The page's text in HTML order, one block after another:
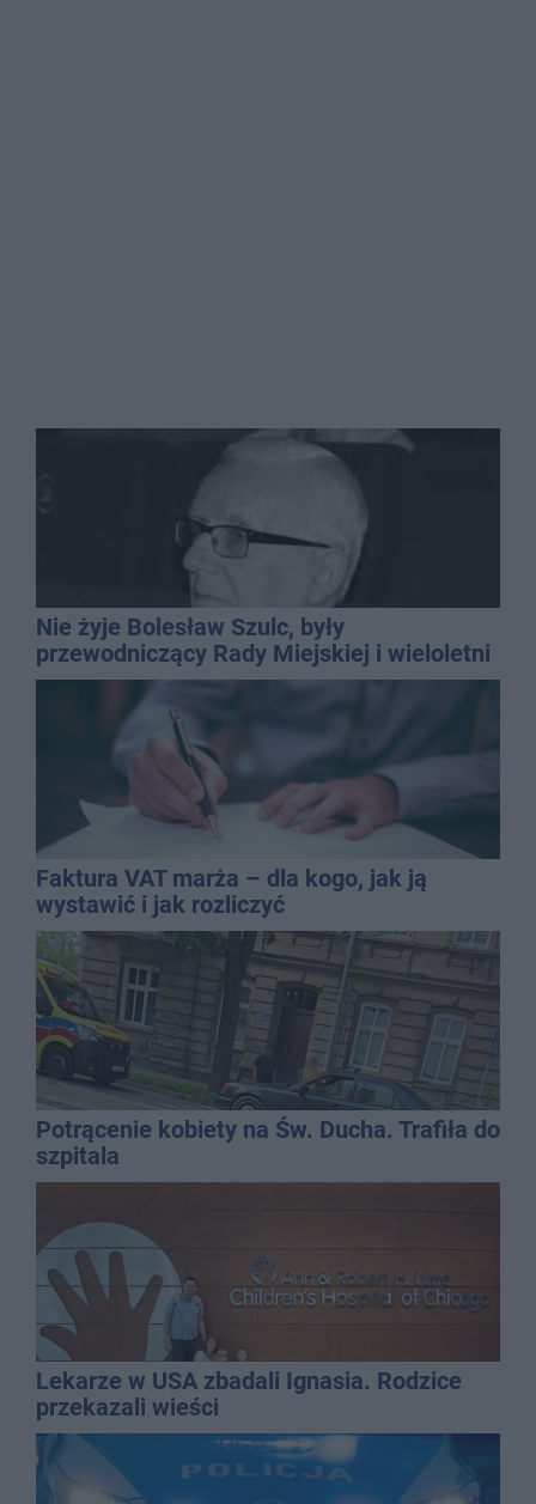
Nie żyje Bolesław Szulc, były
przewodniczący Rady Miejskiej i wieloletni
dyrektor SP 14
Faktura VAT marża – dla kogo, jak ją
wystawić i jak rozliczyć
Potrącenie kobiety na Św. Ducha. Trafiła do
szpitala
Lekarze w USA zbadali Ignasia. Rodzice
przekazali wieści